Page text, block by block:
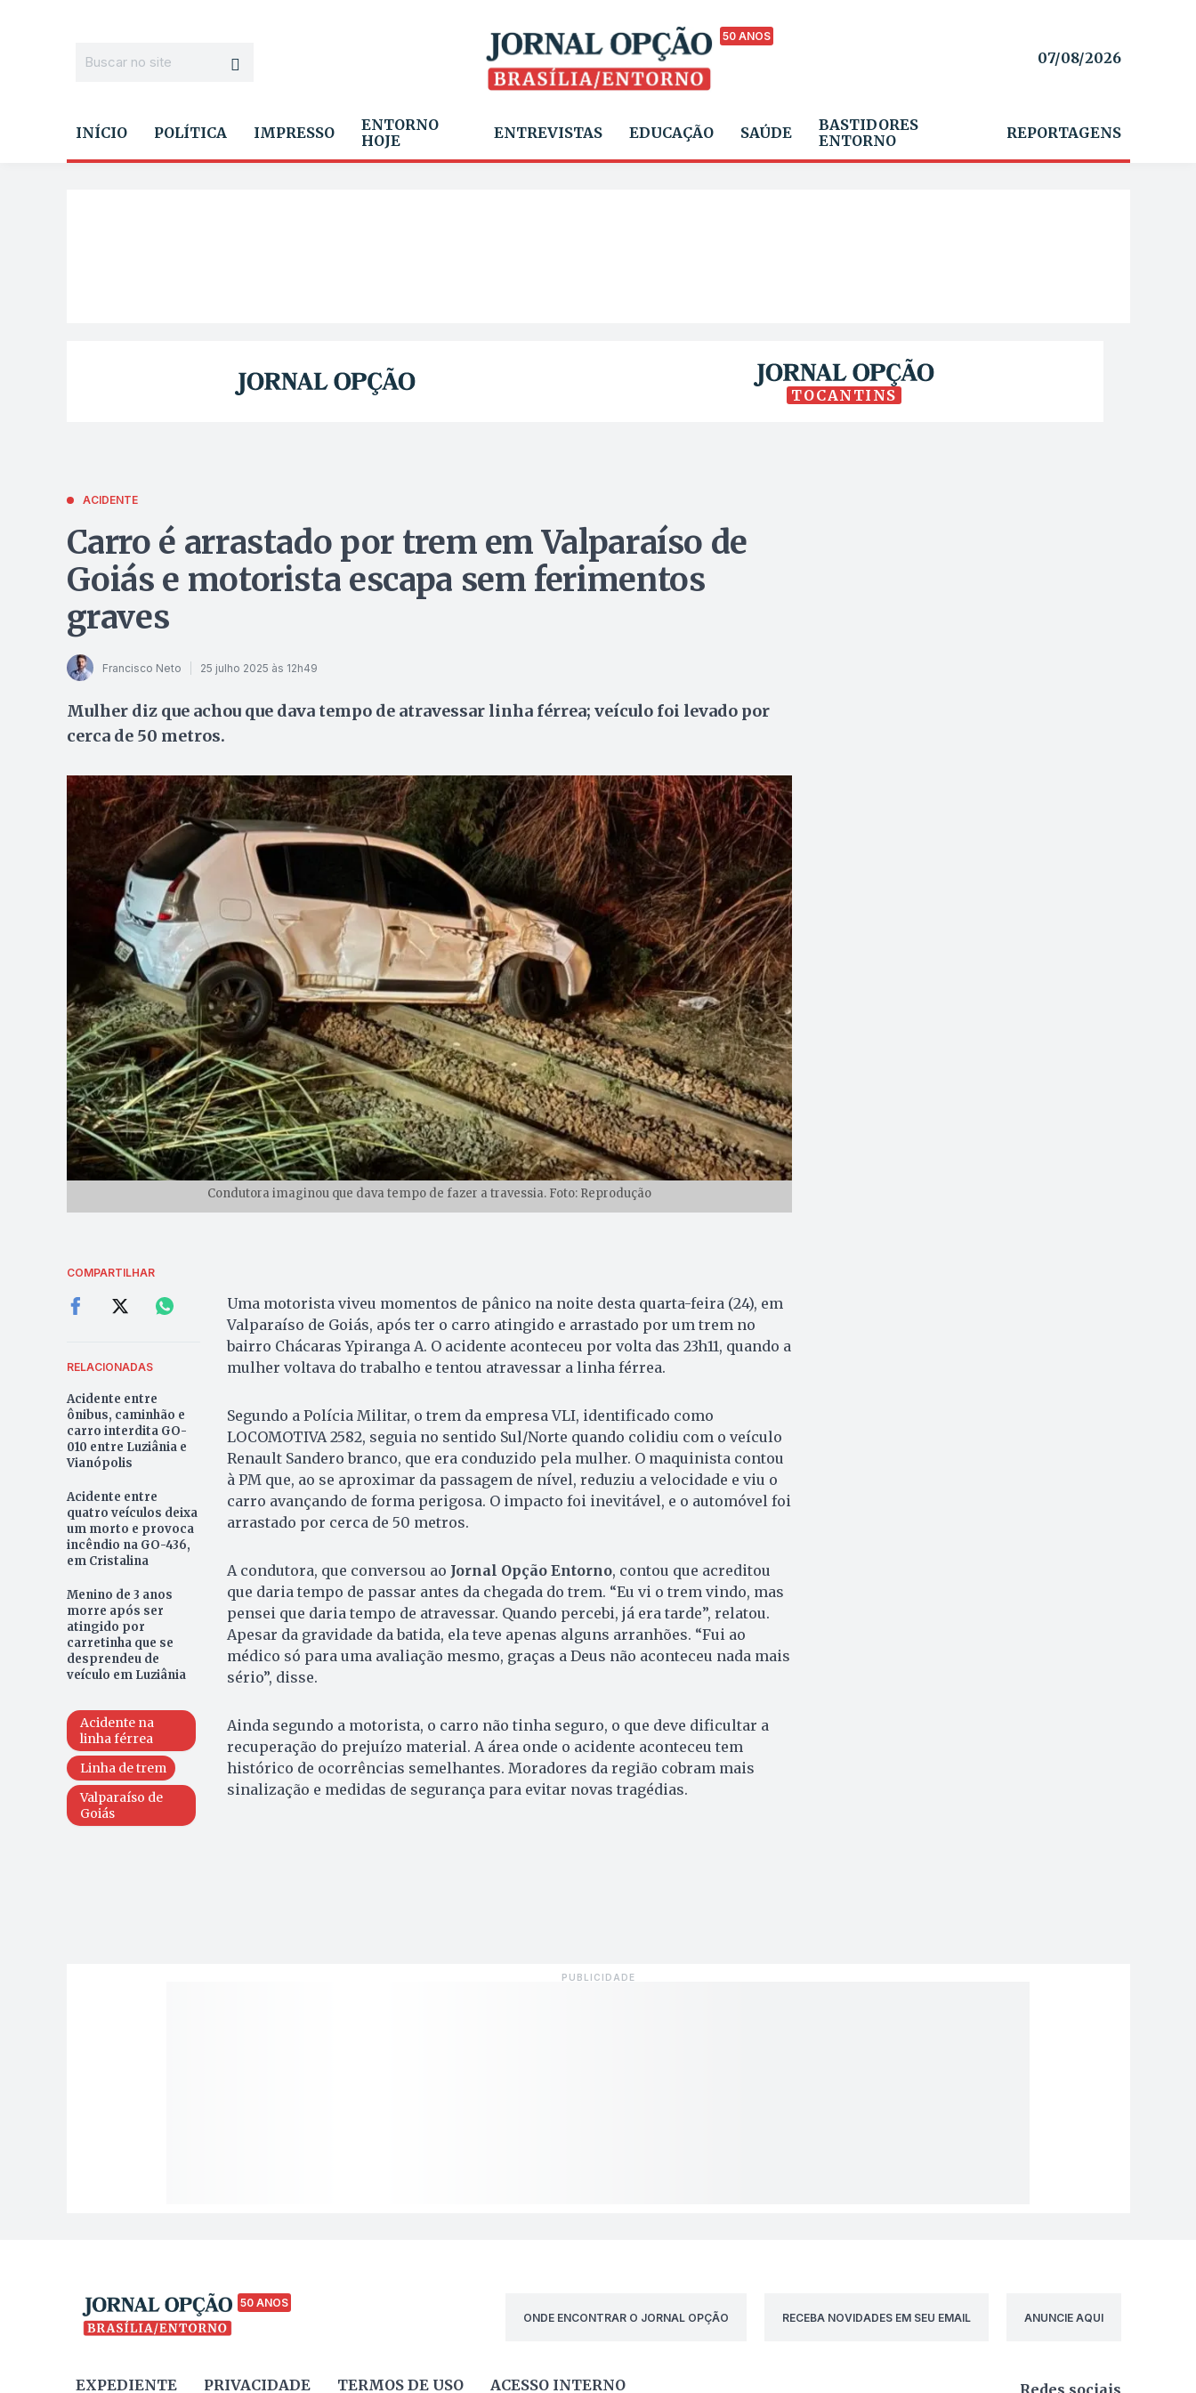
50 ANOS
07/08/2026
INÍCIO POLÍTICA IMPRESSO
ENTORNO
HOJE
ENTREVISTAS EDUCAÇÃO SAÚDE
BASTIDORES
ENTORNO
REPORTAGENS
TOCANTINS
ACIDENTE
Carro é arrastado por trem em Valparaíso de
Goiás e motorista escapa sem ferimentos
graves
Francisco Neto 25 julho 2025 às 12h49
Mulher diz que achou que dava tempo de atravessar linha férrea; veículo foi levado por
cerca de 50 metros.
Condutora imaginou que dava tempo de fazer a travessia. Foto: Reprodução
COMPARTILHAR
RELACIONADAS
Acidente entre
ônibus, caminhão e
carro interdita GO-
010 entre Luziânia e
Vianópolis
Acidente entre
quatro veículos deixa
um morto e provoca
incêndio na GO-436,
em Cristalina
Menino de 3 anos
morre após ser
atingido por
carretinha que se
desprendeu de
veículo em Luziânia
Acidente na
linha férrea
Linha de trem
Valparaíso de
Goiás
Uma motorista viveu momentos de pânico na noite desta quarta-feira (24), em
Valparaíso de Goiás, após ter o carro atingido e arrastado por um trem no
bairro Chácaras Ypiranga A. O acidente aconteceu por volta das 23h11, quando a
mulher voltava do trabalho e tentou atravessar a linha férrea.
Segundo a Polícia Militar, o trem da empresa VLI, identificado como
LOCOMOTIVA 2582, seguia no sentido Sul/Norte quando colidiu com o veículo
Renault Sandero branco, que era conduzido pela mulher. O maquinista contou
à PM que, ao se aproximar da passagem de nível, reduziu a velocidade e viu o
carro avançando de forma perigosa. O impacto foi inevitável, e o automóvel foi
arrastado por cerca de 50 metros.
A condutora, que conversou ao Jornal Opção Entorno, contou que acreditou
que daria tempo de passar antes da chegada do trem. “Eu vi o trem vindo, mas
pensei que daria tempo de atravessar. Quando percebi, já era tarde”, relatou.
Apesar da gravidade da batida, ela teve apenas alguns arranhões. “Fui ao
médico só para uma avaliação mesmo, graças a Deus não aconteceu nada mais
sério”, disse.
Ainda segundo a motorista, o carro não tinha seguro, o que deve dificultar a
recuperação do prejuízo material. A área onde o acidente aconteceu tem
histórico de ocorrências semelhantes. Moradores da região cobram mais
sinalização e medidas de segurança para evitar novas tragédias.
50 ANOS
ONDE ENCONTRAR O JORNAL OPÇÃO
RECEBA NOVIDADES EM SEU EMAIL ANUNCIE AQUI
EXPEDIENTE PRIVACIDADE TERMOS DE USO ACESSO INTERNO